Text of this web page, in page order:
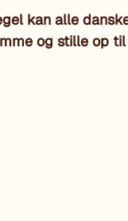
kan alle
og stille op